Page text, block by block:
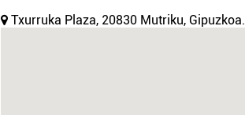
Txurruka Plaza, 20830 Mutriku, Gipuzkoa.